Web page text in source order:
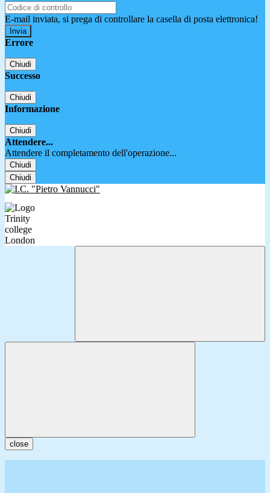
E-mail inviata, si prega di controllare la casella di posta elettronica!
Errore
Chiudi
Successo
Chiudi
Informazione
Chiudi
Attendere...
Attendere il completamento dell'operazione...
Chiudi
Chiudi
close